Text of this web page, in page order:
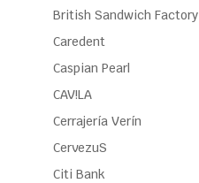
British Sandwich Factory
Caredent
Caspian Pearl
CAV!LA
Cerrajería Verín
CervezuS
Citi Bank